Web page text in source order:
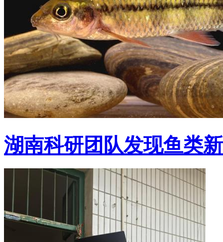
湖南科研团队发现鱼类